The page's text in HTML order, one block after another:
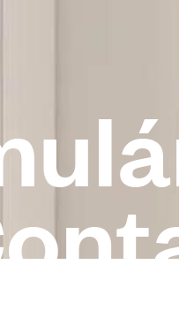
ulá
ont